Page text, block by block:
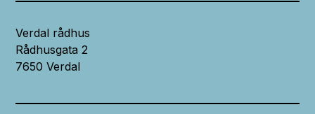
Verdal rådhus
Rådhusgata 2
7650 Verdal